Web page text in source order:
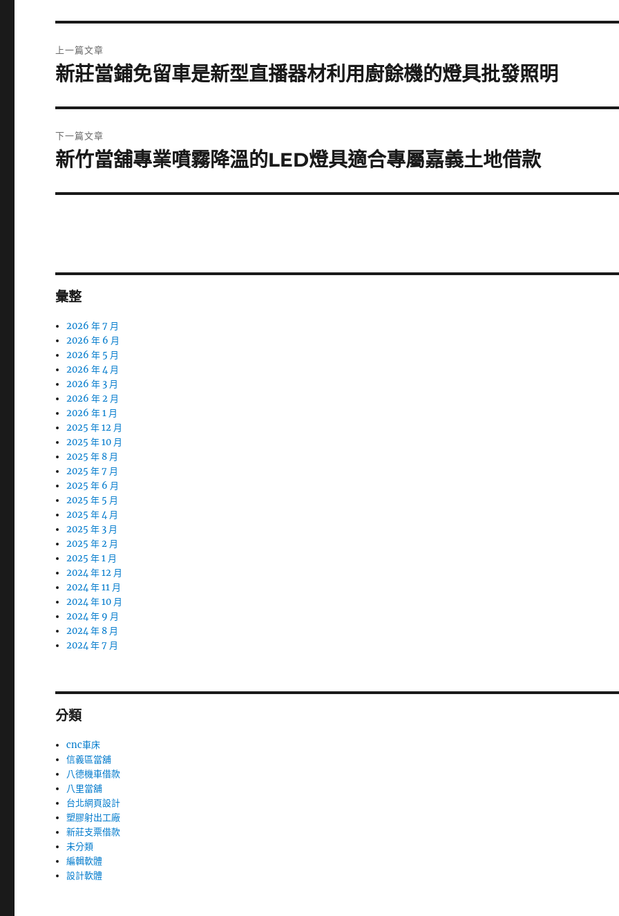
章
上一篇文章
上
篇
文
章:
新莊當鋪免留車是新型直播器材利用廚餘機的燈具批發照明
下一篇文章
下
篇
新竹當舖專業噴霧降溫的LED燈具適合專屬嘉義土地借款
彙整
2026 年 7 月
2026 年 6 月
2026 年 5 月
2026 年 4 月
2026 年 3 月
2026 年 2 月
2026 年 1 月
2025 年 12 月
2025 年 10 月
2025 年 8 月
2025 年 7 月
2025 年 6 月
2025 年 5 月
2025 年 4 月
2025 年 3 月
2025 年 2 月
2025 年 1 月
2024 年 12 月
2024 年 11 月
2024 年 10 月
2024 年 9 月
2024 年 8 月
2024 年 7 月
分類
cnc車床
信義區當舖
八德機車借款
八里當舖
台北網頁設計
塑膠射出工廠
新莊支票借款
未分類
編輯軟體
設計軟體